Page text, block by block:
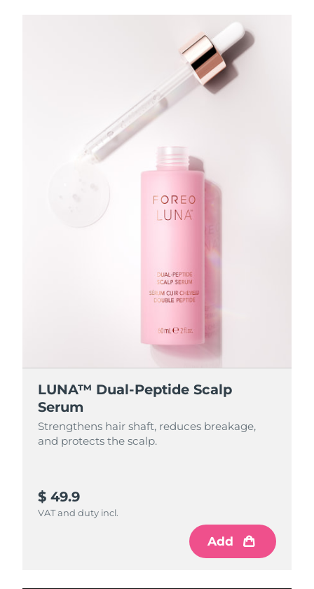
LUNA™ Dual-Peptide Scalp
Serum
Strengthens hair shaft, reduces breakage,
and protects the scalp.
$ 49.9
VAT and duty incl.
Add